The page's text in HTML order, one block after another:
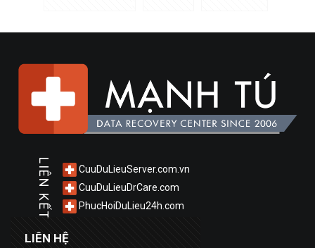
LIÊN KẾT
CuuDuLieuServer.com.vn
CuuDuLieuDrCare.com
PhucHoiDuLieu24h.com
LIÊN HỆ